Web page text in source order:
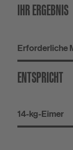
IHR ERGEBNIS
Erforderliche
ENTSPRICHT
14-kg-Eimer